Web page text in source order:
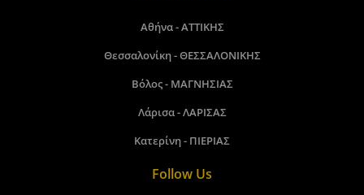
Αθήνα - ΑΤΤΙΚΗΣ
Θεσσαλονίκη - ΘΕΣΣΑΛΟΝΙΚΗΣ
Βόλος - ΜΑΓΝΗΣΙΑΣ
Λάρισα - ΛΑΡΙΣΑΣ
Κατερίνη - ΠΙΕΡΙΑΣ
Follow Us